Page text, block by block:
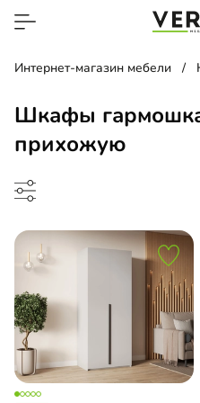
Интернет-магазин мебели
Шкафы
прихожую